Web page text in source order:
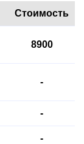
Стоимость
8900
-
-
-